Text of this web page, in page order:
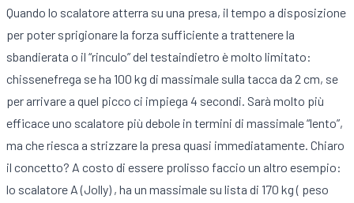
Quando lo scalatore atterra su una presa, il tempo a disposizione
per poter sprigionare la forza sufficiente a trattenere la
sbandierata o il “rinculo” del testaindietro è molto limitato:
chissenefrega se ha 100 kg di massimale sulla tacca da 2 cm, se
per arrivare a quel picco ci impiega 4 secondi. Sarà molto più
efficace uno scalatore più debole in termini di massimale “lento”,
ma che riesca a strizzare la presa quasi immediatamente. Chiaro
il concetto? A costo di essere prolisso faccio un altro esempio:
lo scalatore A (Jolly) , ha un massimale su lista di 170 kg ( peso